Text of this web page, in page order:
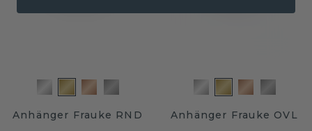
Anhänger Frauke RND Anhänger Frauke OVL